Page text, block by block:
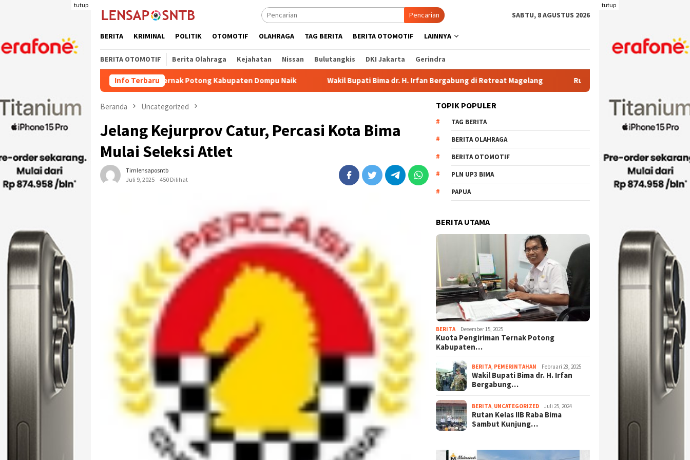
tutup tutup
Pencarian SABTU, 8 AGUSTUS 2026
BERITA KRIMINAL POLITIK OTOMOTIF OLAHRAGA TAG BERITA BERITA OTOMOTIF LAINNYA
BERITA OTOMOTIF Berita Olahraga Kejahatan Nissan Bulutangkis DKI Jakarta Gerindra
Info Terbaru
Kuota Pengiriman Ternak Potong Kabupaten Dompu Naik Wakil Bupati Bima dr. H. Irfan Bergabung di Retreat Magelang Rutan Kelas IIB Raba Bima Sambut Kunjungan Pj.
Beranda Uncategorized
Jelang Kejurprov Catur, Percasi Kota Bima
Mulai Seleksi Atlet
Timlensaposntb
Juli 9, 2025
450 Dilihat
TOPIK POPULER
TAG BERITA
BERITA OLAHRAGA
BERITA OTOMOTIF
PLN UP3 BIMA
PAPUA
BERITA UTAMA
BERITA Desember 15, 2025
Kuota Pengiriman Ternak Potong
Kabupaten…
BERITA PEMERINTAHAN Februari 28, 2025
Wakil Bupati Bima dr. H. Irfan
Bergabung…
BERITA UNCATEGORIZED Juli 25, 2024
Rutan Kelas IIB Raba Bima
Sambut Kunjung…